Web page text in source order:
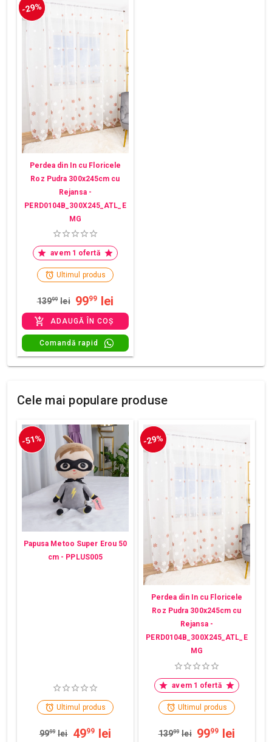
-29%
Perdea din In cu Floricele
Roz Pudra 300x245cm cu
Rejansa -
PERD0104B_300X245_ATL_E
MG
avem 1 ofertă
Ultimul produs
13999 lei 9999 lei
ADAUGĂ ÎN COȘ
Comandă rapid
Cele mai populare produse
-51%
Papusa Metoo Super Erou 50
cm - PPLUS005
Ultimul produs
9999 lei 4999 lei
-29%
Perdea din In cu Floricele
Roz Pudra 300x245cm cu
Rejansa -
PERD0104B_300X245_ATL_E
MG
avem 1 ofertă
Ultimul produs
13999 lei 9999 lei